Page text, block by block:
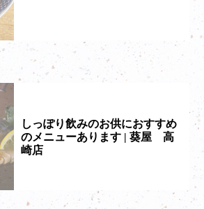
しっぽり飲みのお供におすすめ
のメニューあります | 葵屋 高
崎店